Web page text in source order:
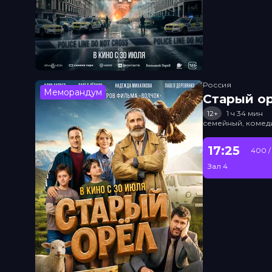
Меморандум
Россия
Старый
12+
1 ч 34 мин
семейный,
17:25
Зал 4
400 /